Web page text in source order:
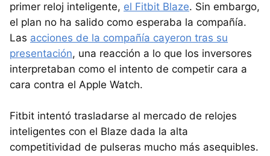
primer reloj inteligente, el Fitbit Blaze. Sin embargo,
el plan no ha salido como esperaba la compañía.
Las acciones de la compañía cayeron tras su
presentación, una reacción a lo que los inversores
interpretaban como el intento de competir cara a
cara contra el Apple Watch.
Fitbit intentó trasladarse al mercado de relojes
inteligentes con el Blaze dada la alta
competitividad de pulseras mucho más asequibles.